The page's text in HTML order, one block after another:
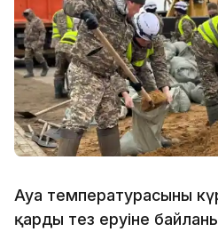
Ауа температурасының
қардың тез еруіне